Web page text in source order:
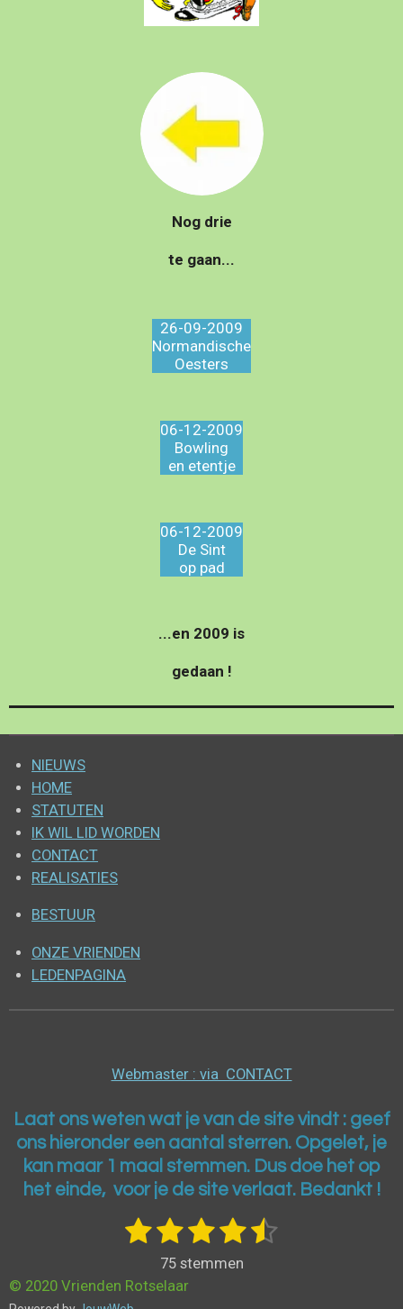
Nog drie
te gaan...
26-09-2009
Normandische
Oesters
06-12-2009
Bowling
en etentje
06-12-2009
De Sint
op pad
...en 2009 is
gedaan !
NIEUWS
HOME
STATUTEN
IK WIL LID WORDEN
CONTACT
REALISATIES
BESTUUR
ONZE VRIENDEN
LEDENPAGINA
Webmaster : via CONTACT
Laat ons weten wat je van de site vindt : geef
ons hieronder een aantal sterren. Opgelet, je
kan maar 1 maal stemmen. Dus doe het op
het einde, voor je de site verlaat. Bedankt !
i
1
t
2
s
t
3
s
t
4
s
5
75 stemmen
© 2020 Vrienden Rotselaar